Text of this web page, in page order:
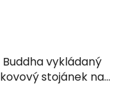
Buddha vykládaný
kovový stojánek na